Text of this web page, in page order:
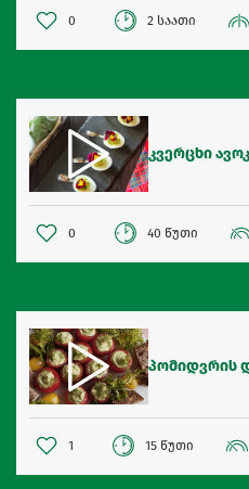
0 2 საათი
კვერცხი
0 40 წუთი
პომიდვრის
1 15 წუთი